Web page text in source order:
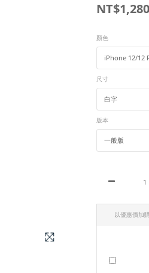
NT$1,280
顏色
尺寸
版本
以優惠價加